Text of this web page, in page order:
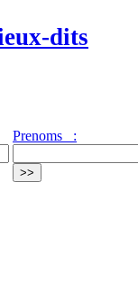
dits
Prenoms :